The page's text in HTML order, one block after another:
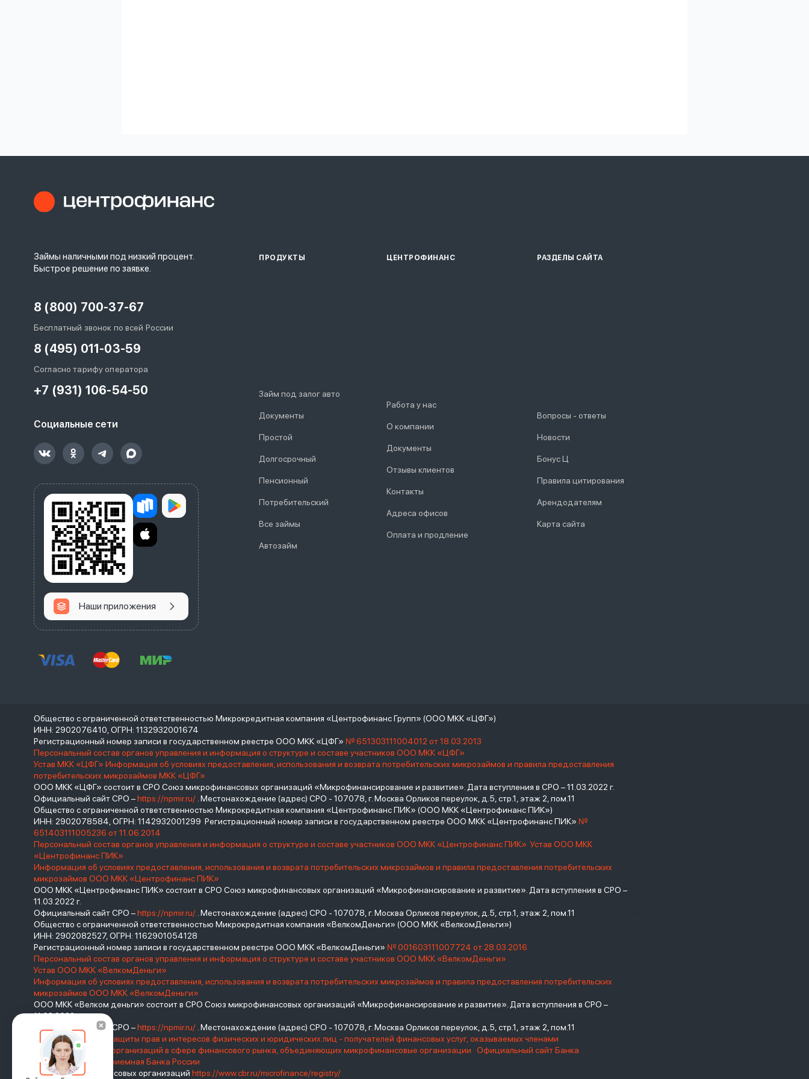
Займы наличными под низкий процент.
Быстрое решение по заявке.
8 (800) 700-37-67
Бесплатный звонок по всей России
8 (495) 011-03-59
Согласно тарифу оператора
+7 (931) 106-54-50
Социальные сети
Наши приложения
ПРОДУКТЫ
Займ под залог авто
Документы
Простой
Долгосрочный
Пенсионный
Потребительский
Все займы
Автозайм
ЦЕНТРОФИНАНС
Работа у нас
О компании
Документы
Отзывы клиентов
Контакты
Адреса офисов
Оплата и продление
РАЗДЕЛЫ САЙТА
Вопросы - ответы
Новости
Бонус Ц
Правила цитирования
Арендодателям
Карта сайта
Общество с ограниченной ответственностью Микрокредитная компания «Центрофинанс Групп» (ООО МКК «ЦФГ»)
ИНН: 2902076410, ОГРН: 1132932001674
Регистрационный номер записи в государственном реестре ООО МКК «ЦФГ» № 651303111004012 от 18.03.2013
Персональный состав органов управления и информация о структуре и составе участников ООО МКК «ЦФГ»
Устав МКК «ЦФГ» Информация об условиях предоставления, использования и возврата потребительских микрозаймов и правила предоставления
потребительских микрозаймов МКК «ЦФГ»
ООО МКК «ЦФГ» состоит в СРО Союз микрофинансовых организаций «Микрофинансирование и развитие». Дата вступления в СРО – 11.03.2022 г.
Официальный сайт СРО –https://npmir.ru/ . Местонахождение (адрес) СРО - 107078, г. Москва Орликов переулок, д.5, стр.1, этаж 2, пом.11
Общество с ограниченной ответственностью Микрокредитная компания «Центрофинанс ПИК» (ООО МКК «Центрофинанс ПИК»)
ИНН: 2902078584, ОГРН: 1142932001299 Регистрационный номер записи в государственном реестре ООО МКК «Центрофинанс ПИК» №
651403111005236 от 11.06.2014
Персональный состав органов управления и информация о структуре и составе участников ООО МКК «Центрофинанс ПИК» Устав ООО МКК
«Центрофинанс ПИК»
Информация об условиях предоставления, использования и возврата потребительских микрозаймов и правила предоставления потребительских
микрозаймов ООО МКК «Центрофинанс ПИК»
ООО МКК «Центрофинанс ПИК» состоит в СРО Союз микрофинансовых организаций «Микрофинансирование и развитие». Дата вступления в СРО –
11.03.2022 г.
Официальный сайт СРО –https://npmir.ru/ . Местонахождение (адрес) СРО - 107078, г. Москва Орликов переулок, д.5, стр.1, этаж 2, пом.11
Общество с ограниченной ответственностью Микрокредитная компания «ВелкомДеньги» (ООО МКК «ВелкомДеньги»)
ИНН: 2902082527, ОГРН: 1162901054128
Регистрационный номер записи в государственном реестре ООО МКК «ВелкомДеньги» № 001603111007724 от 28.03.2016
Персональный состав органов управления и информация о структуре и составе участников ООО МКК «ВелкомДеньги»
Устав ООО МКК «ВелкомДеньги»
Информация об условиях предоставления, использования и возврата потребительских микрозаймов и правила предоставления потребительских
микрозаймов ООО МКК «ВелкомДеньги»
ООО МКК «Велком деньги» состоит в СРО Союз микрофинансовых организаций «Микрофинансирование и развитие». Дата вступления в СРО –
11.03.2022 г.
Официальный сайт СРО –https://npmir.ru/ . Местонахождение (адрес) СРО - 107078, г. Москва Орликов переулок, д.5, стр.1, этаж 2, пом.11
Базовый стандарт защиты прав и интересов физических и юридических лиц - получателей финансовых услуг, оказываемых членами
саморегулируемых организаций в сфере финансового рынка, объединяющих микрофинансовые организации
Официальный сайт Банка
РоссииИнтернет-приемная Банка России
Реестр микрофинансовых организаций https://www.cbr.ru/microfinance/registry/